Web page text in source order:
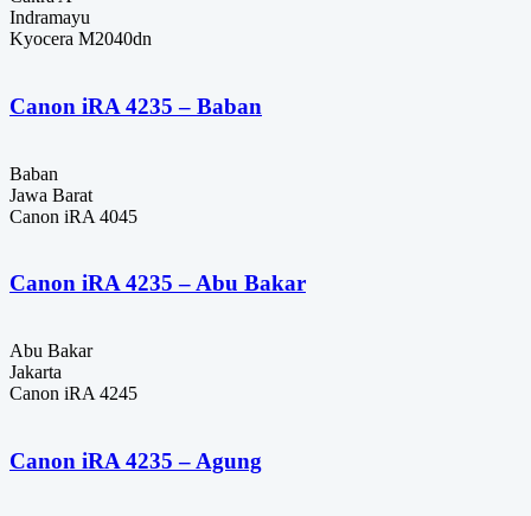
Indramayu
Kyocera M2040dn
Canon iRA 4235 – Baban
Baban
Jawa Barat
Canon iRA 4045
Canon iRA 4235 – Abu Bakar
Abu Bakar
Jakarta
Canon iRA 4245
Canon iRA 4235 – Agung